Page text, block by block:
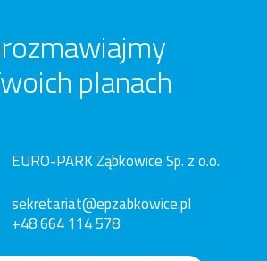
planach
EURO-PARK Ząbkowice Sp. z o.o.
sekretariat@epzabkowice.pl
+48 664 114 578